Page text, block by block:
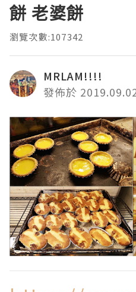
餅 老婆餅
瀏覽次數:107342
MRLAM!!!!
發佈於